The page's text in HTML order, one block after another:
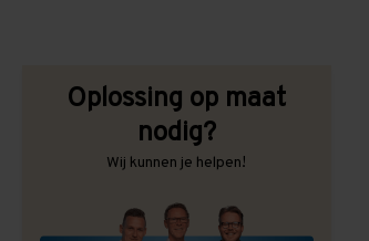
Oplossing op maat
nodig?
Wij kunnen je helpen!